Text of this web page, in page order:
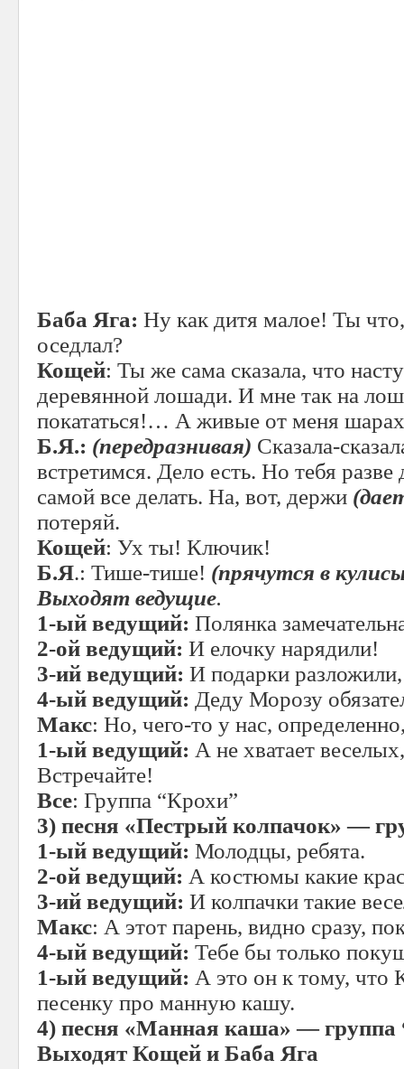
Баба Яга: Ну как дитя малое! Ты
оседлал?
Кощей: Ты же сама сказала, что
деревянной лошади. И мне так на
покататься!… А живые от меня
Б.Я.: (передразнивая) Сказала-
встретимся. Дело есть. Но тебя
самой все делать. На, вот, держи
потеряй.
Кощей: Ух ты! Ключик!
Б.Я.: Тише-тише! (прячутся в
Выходят ведущие.
1-ый ведущий: Полянка
2-ой ведущий: И елочку нарядили!
3-ий ведущий: И подарки разложили,
4-ый ведущий: Деду Морозу
Макс: Но, чего-то у нас,
1-ый ведущий: А не хватает
Встречайте!
Все: Группа “Крохи”
3) песня «Пестрый колпачок» —
1-ый ведущий: Молодцы, ребята.
2-ой ведущий: А костюмы какие
3-ий ведущий: И колпачки такие
Макс: А этот парень, видно сразу,
4-ый ведущий: Тебе бы только
1-ый ведущий: А это он к тому, что
песенку про манную кашу.
4) песня «Манная каша» — группа
Выходят Кощей и Баба Яга